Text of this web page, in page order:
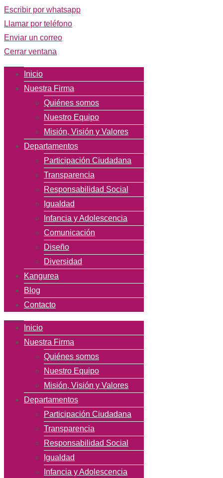
Escribir por whatsapp
Llamar por teléfono
Enviar un correo
Cerrar ventana
Inicio
Nuestra Firma
Quiénes somos
Nuestro Equipo
Misión, Visión y Valores
Departamentos
Participación Ciudadana
Transparencia
Responsabilidad Social
Igualdad
Infancia y Adolescencia
Comunicación
Diseño
Diversidad
Kangurea
Blog
Contacto
Inicio
Nuestra Firma
Quiénes somos
Nuestro Equipo
Misión, Visión y Valores
Departamentos
Participación Ciudadana
Transparencia
Responsabilidad Social
Igualdad
Infancia y Adolescencia